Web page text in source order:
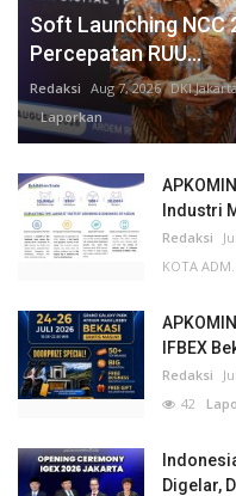
Soft Launching NCC
Percepatan RUU...
Redaksi Aug 7, 2026 DKI
Laporkan
Industri
Redaksi
KOTA
IFBEX
Redaksi
42
Digelar,